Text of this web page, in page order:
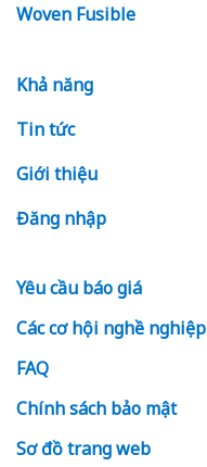
Woven Fusible
Khả năng
Tin tức
Giới thiệu
Đăng nhập
Yêu cầu báo giá
Các cơ hội nghề nghiệp
FAQ
Chính sách bảo mật
Sơ đồ trang web